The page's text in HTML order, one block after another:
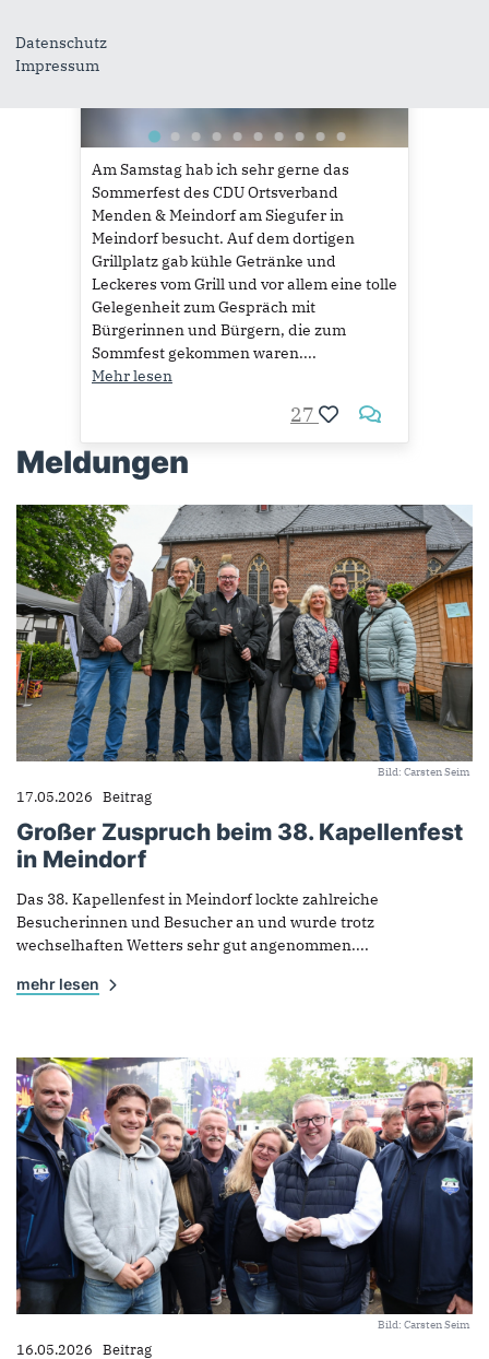
Am Samstag hab ich sehr gerne das
Sommerfest des CDU Ortsverband
Menden & Meindorf am Siegufer in
Meindorf besucht. Auf dem dortigen
Grillplatz gab kühle Getränke und
Leckeres vom Grill und vor allem eine tolle
Gelegenheit zum Gespräch mit
Bürgerinnen und Bürgern, die zum
Sommfest gekommen waren....
Mehr lesen
27
Meldungen
Bild: Carsten Seim
17.05.2026 Beitrag
Großer Zuspruch beim 38. Kapellenfest
in Meindorf
Das 38. Kapellenfest in Meindorf lockte zahlreiche
Besucherinnen und Besucher an und wurde trotz
wechselhaften Wetters sehr gut angenommen....
mehr lesen
Bild: Carsten Seim
16.05.2026 Beitrag
Datenschutz
Impressum